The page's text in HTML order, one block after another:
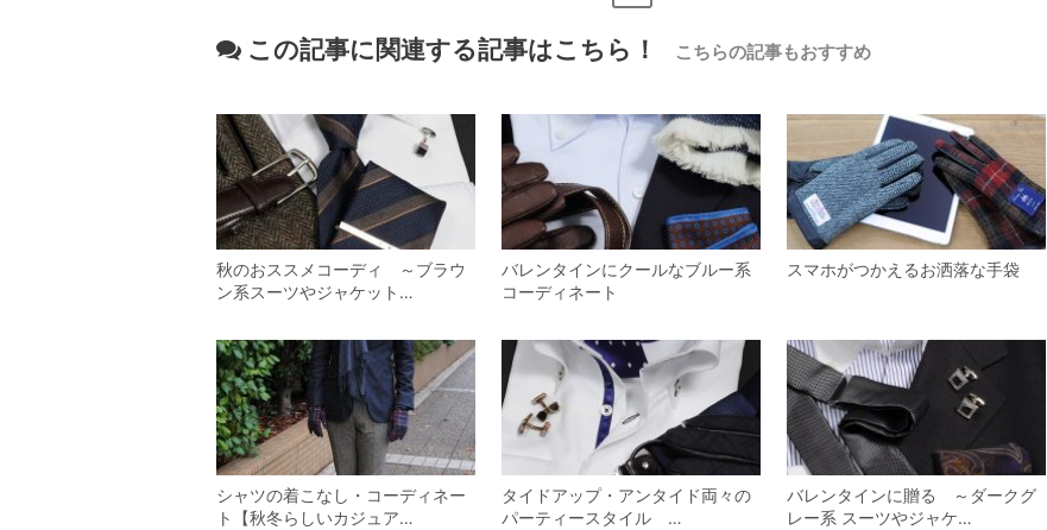
この記事に関連する記事はこちら！ こちらの記事もおすすめ
秋のおススメコーディ ～ブラウ
ン系スーツやジャケット…
バレンタインにクールなブルー系
コーディネート
スマホがつかえるお洒落な手袋
シャツの着こなし・コーディネー
ト【秋冬らしいカジュア…
タイドアップ・アンタイド両々の
パーティースタイル …
バレンタインに贈る ～ダークグ
レー系 スーツやジャケ…
【メンズ・ドレスシャツ・ワイシャツ】
ナチュラルフィット・ブロード・ダブル
カフス・ホリゾンタルカラー・カッタウ
ェイ・クレリック
価格8,800円 (税込)